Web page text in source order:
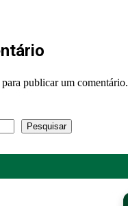
para publicar um comentário.
Pesquisar